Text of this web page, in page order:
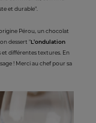
et durable".
Pérou, un chocolat
dessert "L’ondulation
et différentes textures. En
! Merci au chef pour sa